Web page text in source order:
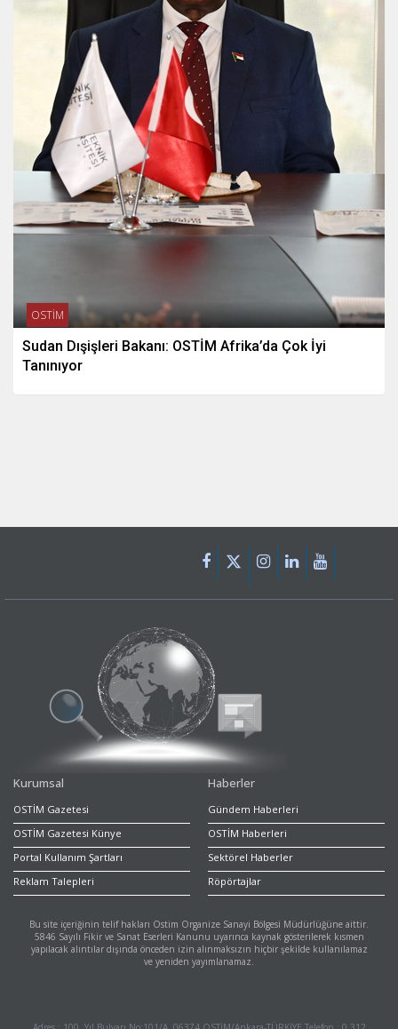
OSTİM
Sudan Dışişleri Bakanı: OSTİM Afrika’da Çok İyi
Tanınıyor
Kurumsal
OSTİM Gazetesi
OSTİM Gazetesi Künye
Portal Kullanım Şartları
Reklam Talepleri
Haberler
Gündem Haberleri
OSTİM Haberleri
Sektörel Haberler
Röpörtajlar
Bu site içeriğinin telif hakları Ostim Organize Sanayi Bölgesi Müdürlüğüne aittir.
5846 Sayılı Fikir ve Sanat Eserleri Kanunu uyarınca kaynak gösterilerek kısmen
yapılacak alıntılar dışında önceden izin alınmaksızın hiçbir şekilde kullanılamaz
ve yeniden yayımlanamaz.